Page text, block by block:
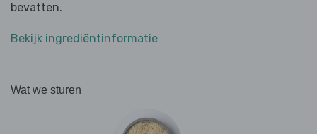
bevatten.
Bekijk ingrediëntinformatie
Wat we sturen